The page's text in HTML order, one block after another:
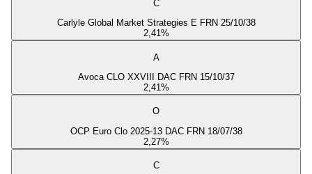
C
Carlyle Global Market Strategies E FRN 25/10/38
2,41%
A
Avoca CLO XXVIII DAC FRN 15/10/37
2,41%
O
OCP Euro Clo 2025-13 DAC FRN 18/07/38
2,27%
C